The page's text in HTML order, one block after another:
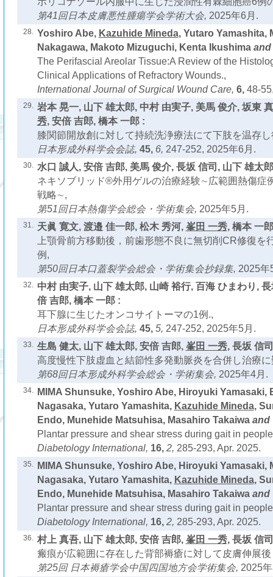
第41回日本皮膚悪性腫瘍学会学術大会, 2025年6月.
28. Yoshiro Abe, Kazuhide Mineda, Yutaro Yamashita,
Nakagawa, Makoto Mizuguchi, Kenta Ikushimaand
The Perifascial Areolar Tissue:A Review of the
Clinical Applications of Refractory Wounds.,
International Journal of Surgical Wound Care, 6, 48-
29. 岩本 晃一, 山下 雄太郎, 中村 由実子, 美馬 俊介, 坂東
秀, 安倍 吉郎, 橋本 一郎 :
膝関節開放創に対して持続洗浄療法にて下肢を温存
日本形成外科学会会誌, 45, 6, 247-252, 2025年6月.
30. 水口 誠人, 安倍 吉郎, 美馬 俊介, 長坂 信司, 山下 雄太
ネキソブリッド®外用ゲルの治療経験∼広範囲熱傷症
戦略∼,
第51回日本熱傷学会総会・学術集会, 2025年5月.
31. 天眞 寛文, 渡邉 佳一郎, 松木 秀河, 峯田 一秀, 橋本 一
上顎骨前方移動後，前歯形態不良に無切削CR修復を
例,
第50回日本口蓋裂学会総会・学術集会抄録集, 2025年
32. 中村 由実子, 山下 雄太郎, 山崎 裕行, 百海 ひまわり,
倍 吉郎, 橋本 一郎 :
耳下腺に生じたオンコサイトーマの1例.,
日本形成外科学会会誌, 45, 5, 247-252, 2025年5月.
33. 生島 健太, 山下 雄太郎, 安倍 吉郎, 峯田 一秀, 長坂 信
高度慢性下肢虚血と結節性多発動脈炎を合併し治療
第68回日本形成外科学会総会・学術集会, 2025年4月.
34.
MIMA Shunsuke, Yoshiro Abe, Hiroyuki Yamasaki,
Nagasaka, Yutaro Yamashita, Kazuhide Mineda,
Endo, Munehide Matsuhisa, Masahiro Takaiwaand
Plantar pressure and shear stress during gait in
Diabetology International, 16, 2, 285-293, Apr. 2025.
35.
MIMA Shunsuke, Yoshiro Abe, Hiroyuki Yamasaki,
Nagasaka, Yutaro Yamashita, Kazuhide Mineda,
Endo, Munehide Matsuhisa, Masahiro Takaiwaand
Plantar pressure and shear stress during gait in
Diabetology International, 16, 2, 285-293, Apr. 2025.
36. 村上 真吾, 山下 雄太郎, 安倍 吉郎, 峯田 一秀, 長坂 信
瘢痕が広範囲に存在した背部褥瘡に対して皮膚伸展
第25回 日本褥瘡学会中国四国地方会学術集会, 2025